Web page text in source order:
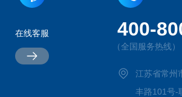
在线客服 400-
（全国服务热线）
江苏省常州
丰路101号-